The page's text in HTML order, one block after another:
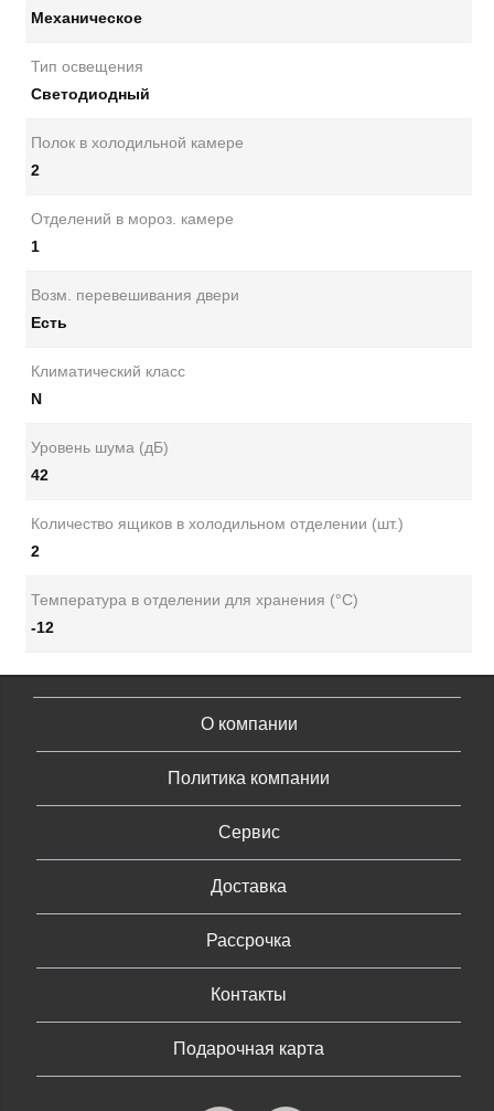
Механическое
Тип освещения
Светодиодный
Полок в холодильной камере
2
Отделений в мороз. камере
1
Возм. перевешивания двери
Есть
Климатический класс
N
Уровень шума (дБ)
42
Количество ящиков в холодильном отделении (шт.)
2
Температура в отделении для хранения (°C)
-12
О компании
Политика компании
Сервис
Доставка
Рассрочка
Контакты
Подарочная карта